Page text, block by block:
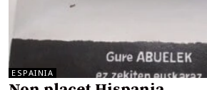
ESPAINIA